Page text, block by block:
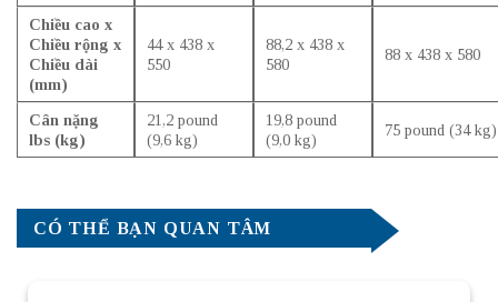
Chiều cao x
Chiều rộng x
Chiều dài
(mm)
44 x 438 x
550
88,2 x 438 x
580
88 x 438 x 580
Cân nặng
lbs (kg)
21,2 pound
(9,6 kg)
19,8 pound
(9,0 kg)
75 pound (34 kg)
CÓ THỂ BẠN QUAN TÂM